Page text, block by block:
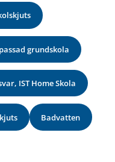
grundskola
IST Home Skola
Badvatten